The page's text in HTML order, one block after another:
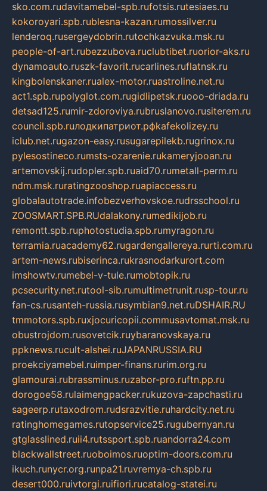
sko.com.rudavitamebel-spb.rufotsis.rutesiaes.ru
kokoroyari.spb.rublesna-kazan.rumossilver.ru
lenderoq.rusergeydobrin.rutochkazvuka.msk.ru
people-of-art.rubezzubova.ruclubtibet.ruorior-aks.ru
dynamoauto.ruszk-favorit.rucarlines.ruflatnsk.ru
kingbolenskaner.rualex-motor.ruastroline.net.ru
act1.spb.rupolyglot.com.rugidlipetsk.ruooo-driada.ru
detsad125.rumir-zdoroviya.rubruslanovo.rusiterem.ru
council.spb.ruлодкипатриот.рфkafekolizey.ru
iclub.net.rugazon-easy.rusugarepilekb.rugrinox.ru
pylesostineco.rumsts-ozarenie.rukameryjooan.ru
artemovskij.rudopler.spb.ruaid70.rumetall-perm.ru
ndm.msk.ruratingzooshop.ruapiaccess.ru
globalautotrade.infobezverhovskoe.rudrsschool.ru
ZOOSMART.SPB.RUdalakony.rumedikijob.ru
remontt.spb.ruphotostudia.spb.rumyragon.ru
terramia.ruacademy62.rugardengallereya.rurti.com.ru
artem-news.rubiserinca.rukrasnodarkurort.com
imshowtv.rumebel-v-tule.rumobtopik.ru
pcsecurity.net.rutool-sib.rumultimetrunit.rusp-tour.ru
fan-cs.rusanteh-russia.rusymbian9.net.ruDSHAIR.RU
tmmotors.spb.ruxjocuricopii.commusavtomat.msk.ru
obustrojdom.rusovetcik.ruybaranovskaya.ru
ppknews.rucult-alshei.ruJAPANRUSSIA.RU
proekciyamebel.ruimper-finans.rurim.org.ru
glamourai.rubrassminus.ruzabor-pro.ruftn.pp.ru
dorogoe58.rulaimengpacker.rukuzova-zapchasti.ru
sageerp.rutaxodrom.rudsrazvitie.ruhardcity.net.ru
ratinghomegames.rutopservice25.rugubernyan.ru
gtglasslined.ruii4.rutssport.spb.ruandorra24.com
blackwallstreet.ruoboimos.ruoptim-doors.com.ru
ikuch.runycr.org.runpa21.ruvremya-ch.spb.ru
desert000.ruivtorgi.ruifiori.rucatalog-statei.ru